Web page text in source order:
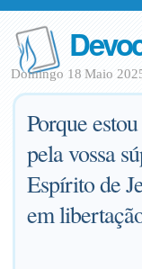
Domingo 18 Maio
Porque
pela vossa
Espírito de
em